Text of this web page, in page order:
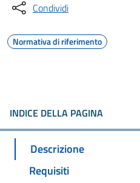
Condividi
Normativa di riferimento
INDICE DELLA PAGINA
Descrizione
Requisiti